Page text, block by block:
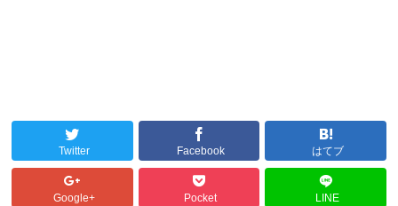
Twitter Facebook はてブ
Google+ Pocket LINE